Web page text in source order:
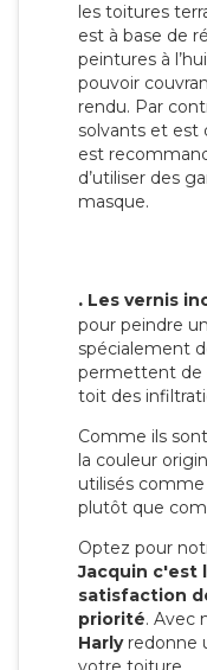
les toitures
est à base de
peintures à
pouvoir
rendu. Par
solvants et est
est
d’utiliser des
masque.
. Les vernis
pour peindre
spécialement
permettent de
toit des
Comme ils
la couleur
utilisés
plutôt que
Optez pour
Jacquin c'est
satisfaction
priorité. Avec
Harlyredonne